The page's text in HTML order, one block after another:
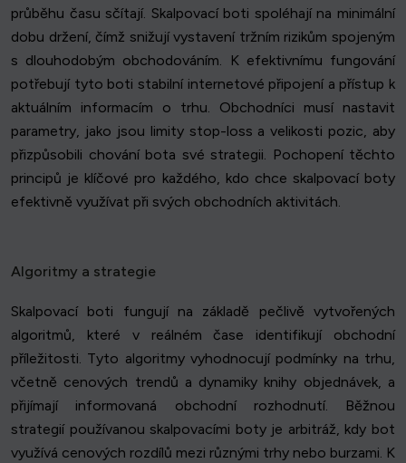
průběhu času sčítají. Skalpovací boti spoléhají na minimální
dobu držení, čímž snižují vystavení tržním rizikům spojeným
s dlouhodobým obchodováním. K efektivnímu fungování
potřebují tyto boti stabilní internetové připojení a přístup k
aktuálním informacím o trhu. Obchodníci musí nastavit
parametry, jako jsou limity stop-loss a velikosti pozic, aby
přizpůsobili chování bota své strategii. Pochopení těchto
principů je klíčové pro každého, kdo chce skalpovací boty
efektivně využívat při svých obchodních aktivitách.
Algoritmy a strategie
Skalpovací boti fungují na základě pečlivě vytvořených
algoritmů, které v reálném čase identifikují obchodní
příležitosti. Tyto algoritmy vyhodnocují podmínky na trhu,
včetně cenových trendů a dynamiky knihy objednávek, a
přijímají informovaná obchodní rozhodnutí. Běžnou
strategií používanou skalpovacími boty je arbitráž, kdy bot
využívá cenových rozdílů mezi různými trhy nebo burzami. K